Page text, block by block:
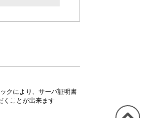
クにより、サーバ証明書
くことが出来ます